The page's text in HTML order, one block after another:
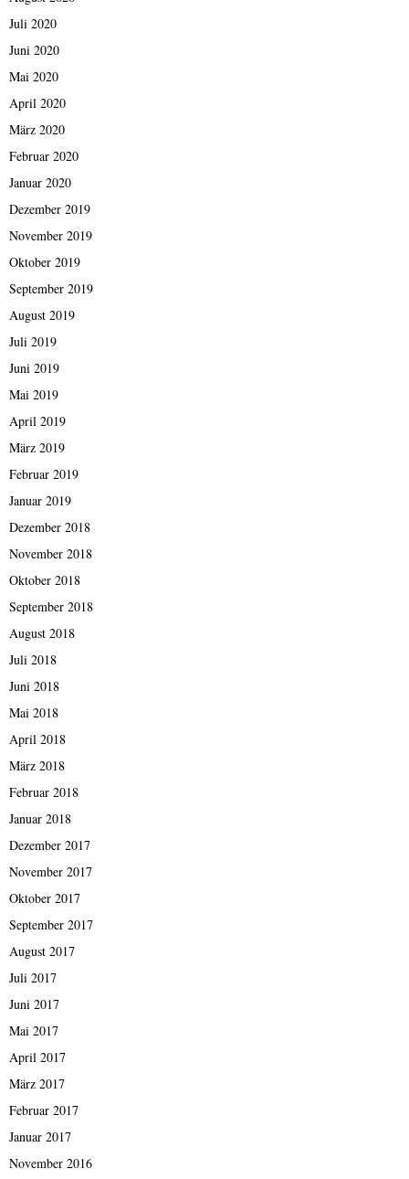
Juli 2020
Juni 2020
Mai 2020
April 2020
März 2020
Februar 2020
Januar 2020
Dezember 2019
November 2019
Oktober 2019
September 2019
August 2019
Juli 2019
Juni 2019
Mai 2019
April 2019
März 2019
Februar 2019
Januar 2019
Dezember 2018
November 2018
Oktober 2018
September 2018
August 2018
Juli 2018
Juni 2018
Mai 2018
April 2018
März 2018
Februar 2018
Januar 2018
Dezember 2017
November 2017
Oktober 2017
September 2017
August 2017
Juli 2017
Juni 2017
Mai 2017
April 2017
März 2017
Februar 2017
Januar 2017
November 2016